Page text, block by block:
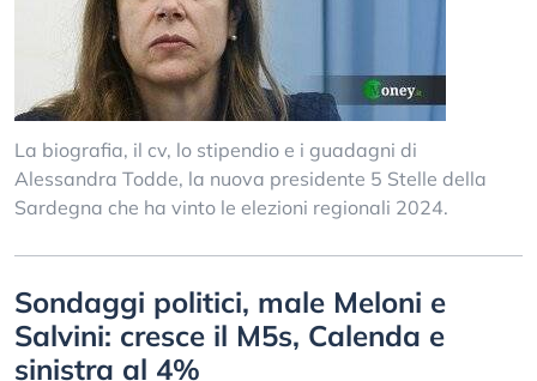
La biografia, il cv, lo stipendio e i guadagni di
Alessandra Todde, la nuova presidente 5 Stelle della
Sardegna che ha vinto le elezioni regionali 2024.
Sondaggi politici, male Meloni e
Salvini: cresce il M5s, Calenda e
sinistra al 4%